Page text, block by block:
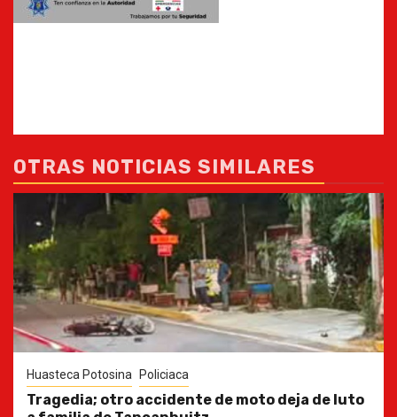
OTRAS NOTICIAS SIMILARES
Huasteca Potosina Policiaca
Tragedia; otro accidente de moto deja de luto